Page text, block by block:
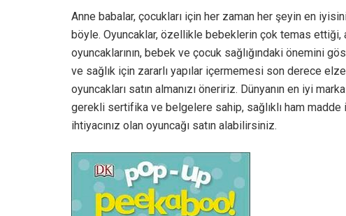
Anne babalar, çocukları için her zaman her şeyin en
böyle. Oyuncaklar, özellikle bebeklerin çok temas ettiği,
oyuncaklarının, bebek ve çocuk sağlığındaki önemini
ve sağlık için zararlı yapılar içermemesi son derece
oyuncakları satın almanızı öneririz. Dünyanın en iyi
gerekli sertifika ve belgelere sahip, sağlıklı ham madde
ihtiyacınız olan oyuncağı satın alabilirsiniz.